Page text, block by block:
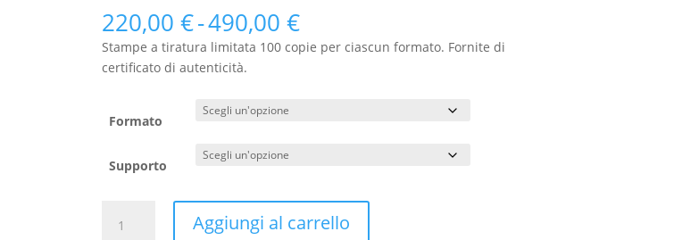
220,00 €-490,00 €Fascia
di
prezzo:
Stampe a tiratura limitata 100 copie per ciascun formato. Fornite di
certificato di autenticità.
Formato
Supporto
Tablelands
Aggiungi al carrello